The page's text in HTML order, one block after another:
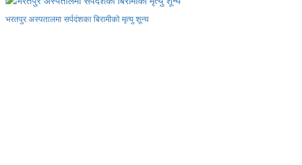
भरतपुर अस्पतालमा सर्पदंशका बिरामीको मृत्यु शून्य